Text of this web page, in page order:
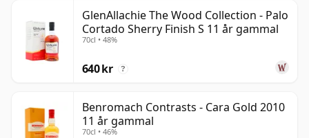
GlenAllachie The Wood Collection - Palo
Cortado Sherry Finish S 11 år gammal
70cl • 48%
640 kr ?
Benromach Contrasts - Cara Gold 2010
11 år gammal
70cl • 46%